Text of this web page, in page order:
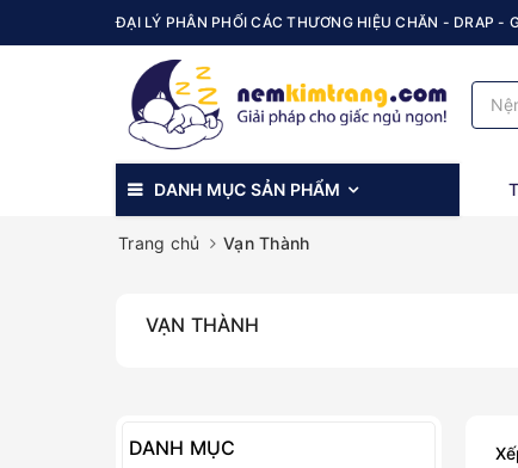
ĐẠI LÝ PHÂN PHỐI CÁC THƯƠNG HIỆU CHĂN - DRAP -
DANH MỤC SẢN PHẨM
Trang chủ Vạn Thành
VẠN THÀNH
DANH MỤC